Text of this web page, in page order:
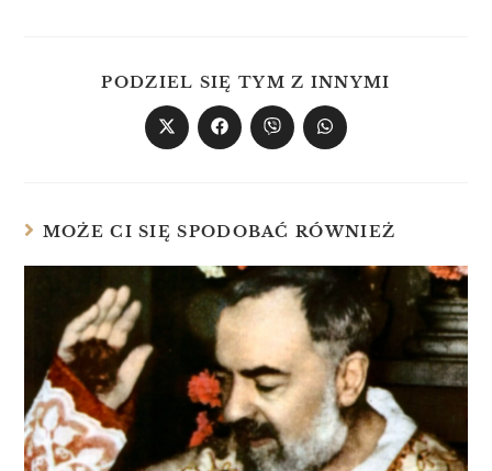
PODZIEL SIĘ TYM Z INNYMI
MOŻE CI SIĘ SPODOBAĆ RÓWNIEŻ